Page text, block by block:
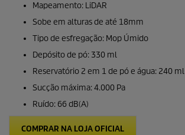
Mapeamento: LiDAR
Sobe em alturas de até 18mm
Tipo de esfregação: Mop Úmido
Depósito de pó: 330 ml
Reservatório 2 em 1 de pó e água: 240 ml
Sucção máxima: 4.000 Pa
Ruído: 66 dB(A)
COMPRAR NA LOJA OFICIAL